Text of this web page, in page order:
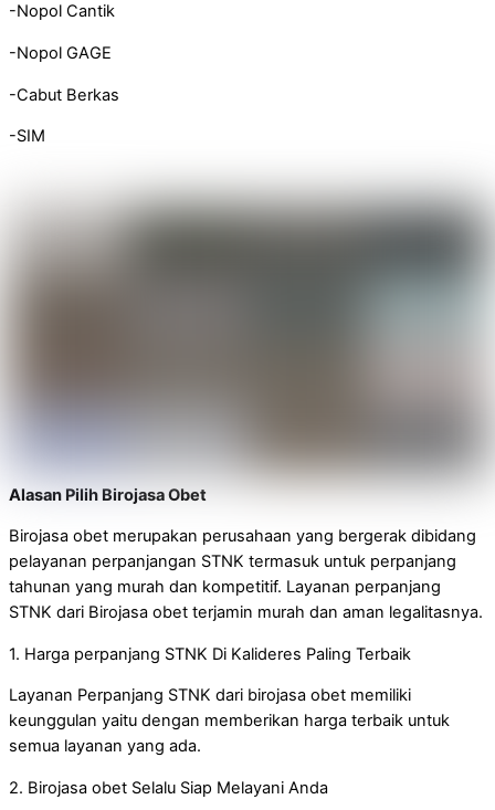
-Nopol Cantik
-Nopol GAGE
-Cabut Berkas
-SIM
Alasan Pilih Birojasa Obet
Birojasa obet merupakan perusahaan yang bergerak dibidang
pelayanan perpanjangan STNK termasuk untuk perpanjang
tahunan yang murah dan kompetitif. Layanan perpanjang
STNK dari Birojasa obet terjamin murah dan aman legalitasnya.
1. Harga perpanjang STNK Di Kalideres Paling Terbaik
Layanan Perpanjang STNK dari birojasa obet memiliki
keunggulan yaitu dengan memberikan harga terbaik untuk
semua layanan yang ada.
2. Birojasa obet Selalu Siap Melayani Anda